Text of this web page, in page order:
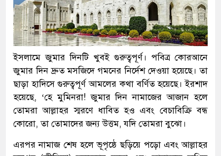
ইসলামে জুমার দিনটি খুবই গুরুত্বপূর্ণ। পবিত্র কোরআনে
জুমার দিন দ্রুত মসজিদে গমনের নির্দেশ দেওয়া হয়েছে। তা
ছাড়া হাদিসে গুরুত্বপূর্ণ আমলের কথা বর্ণিত হয়েছে। ইরশাদ
হয়েছে, ‘হে মুমিনরা! জুমার দিন নামাজের আজান হলে
তোমরা আল্লাহর স্মরণে ধাবিত হও এবং বেচাবিক্রি বন্ধ
কোরো, তা তোমাদের জন্য উত্তম, যদি তোমরা বুঝো।
এরপর নামাজ শেষ হলে ভূপৃষ্ঠে ছড়িয়ে পড়ো এবং আল্লাহর